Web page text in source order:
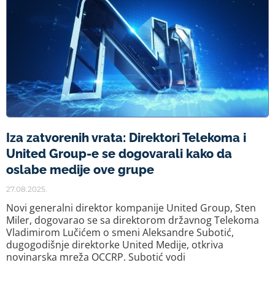
Iza zatvorenih vrata: Direktori Telekoma i
United Group-e se dogovarali kako da
oslabe medije ove grupe
27.08.2025.
Novi generalni direktor kompanije United Group, Sten
Miler, dogovarao se sa direktorom državnog Telekoma
Vladimirom Lučićem o smeni Aleksandre Subotić,
dugogodišnje direktorke United Medije, otkriva
novinarska mreža OCCRP. Subotić vodi